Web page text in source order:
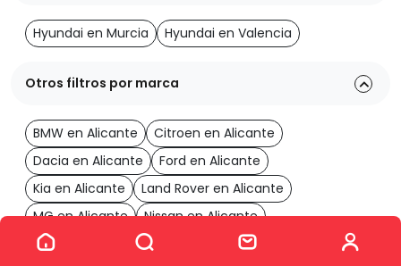
Ver los 23 coches
Hyundai en Murcia Hyundai en Valencia
Otros filtros por marca
BMW en Alicante
Citroen en Alicante
Dacia en Alicante
Ford en Alicante
Kia en Alicante
Land Rover en Alicante
MG en Alicante
Nissan en Alicante
Opel en Alicante
Renault en Alicante